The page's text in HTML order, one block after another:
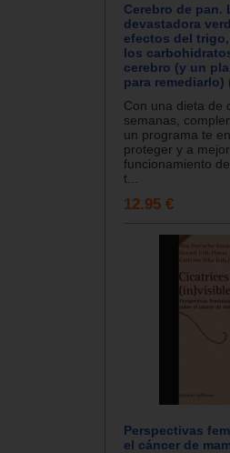
Cerebro de pan.
devastadora
efectos del
los
cerebro (y un
para
Con una dieta de
semanas,
un programa te
proteger y a
funcionamiento
t...
12.95 €
Perspectivas
el cáncer de